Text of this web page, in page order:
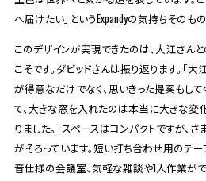
へ届けたい」というExpandyの気持ちそのもの
このデザインが実現できたのは、大江さん
こそです。ダビッドさんは振り返ります。「大
が得意なだけでなく、思いきった提案もし
て、大きな窓を入れたのは本当に大きな変
りました。」スペースはコンパクトですが、
がそろっています。短い打ち合わせ用のテ
音仕様の会議室、気軽な雑談や1人作業が